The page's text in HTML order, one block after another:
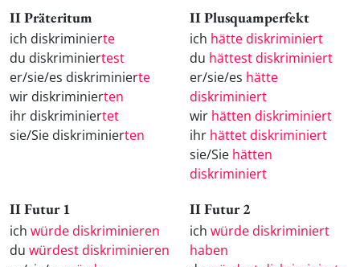
II Präteritum
ich diskriminierte
du diskriminiertest
er/sie/es diskriminierte
wir diskriminierten
ihr diskriminiertet
sie/Sie diskriminierten
II Plusquamperfekt
ich hätte diskriminiert
du hättest diskriminiert
er/sie/es hätte
diskriminiert
wir hätten diskriminiert
ihr hättet diskriminiert
sie/Sie hätten
diskriminiert
II Futur 1
ich würde diskriminieren
du würdest diskriminieren
II Futur 2
ich würde diskriminiert
haben